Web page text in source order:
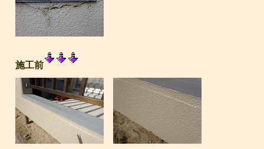
施工前